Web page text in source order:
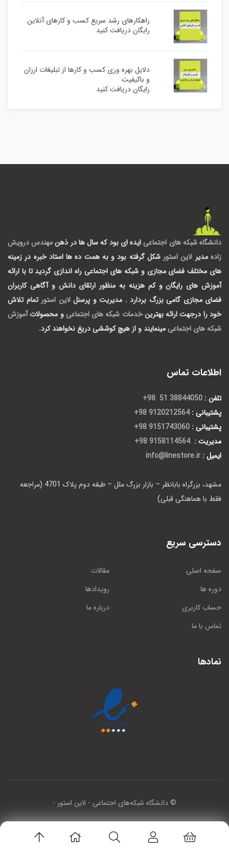
راهکارهای رشد سریع کسب و کارهای آنلاین
رایگان دریافت کنید
دلایل بهره وری کسب و کارها از تبلیغات ارزان
و باکیفیت
رایگان دریافت کنید
دانشگاه شبکه های اجتماعی ایده ای بود که سال ها در ذهنمهندس درویش
زاده مدیر لاین استور شکل گرفته بود و به همت ده ها استاد خبره در زمینه
های مختلف فضای مجازی و شبکه های اجتماعی راه اندازی گردید تا با ارائه
آموزش های رایگان و کم هزینه به منظور ارتقای دانش و آگاهی کاربران
فضای مجازی گامی بزرگ بردارد . مدیریت و پرسنللاین استور تمام تلاش
خود را درجهت ارائه بهترینخدمات شبکه های اجتماعی و محصولات آموزش
شبکه های اجتماعی مینمایند و از هیچ کوششی دریغ نخواهند کرد.
اطلاعات تماس
تلفن : 38844050 51 98+
پشتیبانی : 9120212564 98+
پشتیبانی : 9151743060 98+
مدیریت : 9158114564 98+
ایمیل : info@linestore.ir
مشهد، بزرگراه بابانظر – بازار بزرگ ملل – طبقه دوم پلاک 4701 (مراجعه
فقط با هماهنگی قبلی)
دسترسی سریع
صفحه اصلی
مقالات
دوره ها
رویدادها
حساب کاربری
درباره ما
تماس با ما
نمادها
© دانشگاه شبکه‌های اجتماعی - لاین استور -
اپلیکیشن لاین استور